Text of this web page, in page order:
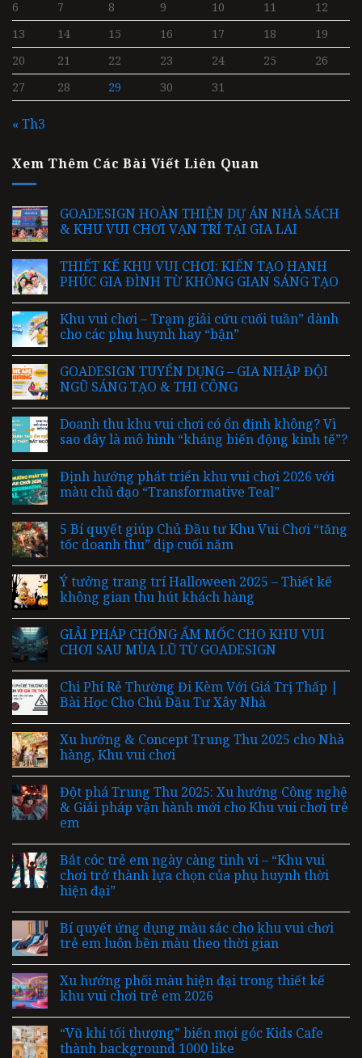
6 7 8 9 10 11
12
13
14 15 16 17 18
19
20
21 22 23 24 25
26
27
28 29 30 31
« Th3
Xem Thêm Các Bài Viết Liên Quan
GOADESIGN HOÀN THIỆN DỰ ÁN NHÀ SÁCH
& KHU VUI CHƠI VẠN TRÍ TẠI GIA LAI
THIẾT KẾ KHU VUI CHƠI: KIẾN TẠO HẠNH
PHÚC GIA ĐÌNH TỪ KHÔNG GIAN SÁNG TẠO
Khu vui chơi – Trạm giải cứu cuối tuần” dành
cho các phụ huynh hay “bận”
GOADESIGN TUYỂN DỤNG – GIA NHẬP ĐỘI
NGŨ SÁNG TẠO & THI CÔNG
Doanh thu khu vui chơi có ổn định không? Vì
sao đây là mô hình “kháng biến động kinh tế”?
Định hướng phát triển khu vui chơi 2026 với
màu chủ đạo “Transformative Teal”
5 Bí quyết giúp Chủ Đầu tư Khu Vui Chơi “tăng
tốc doanh thu” dịp cuối năm
Ý tưởng trang trí Halloween 2025 – Thiết kế
không gian thu hút khách hàng
GIẢI PHÁP CHỐNG ẨM MỐC CHO KHU VUI
CHƠI SAU MÙA LŨ TỪ GOADESIGN
Chi Phí Rẻ Thường Đi Kèm Với Giá Trị Thấp |
Bài Học Cho Chủ Đầu Tư Xây Nhà
Xu hướng & Concept Trung Thu 2025 cho Nhà
hàng, Khu vui chơi
Đột phá Trung Thu 2025: Xu hướng Công nghệ
& Giải pháp vận hành mới cho Khu vui chơi trẻ
em
Bắt cóc trẻ em ngày càng tinh vi – “Khu vui
chơi trở thành lựa chọn của phụ huynh thời
hiện đại”
Bí quyết ứng dụng màu sắc cho khu vui chơi
trẻ em luôn bền màu theo thời gian
Xu hướng phối màu hiện đại trong thiết kế
khu vui chơi trẻ em 2026
“Vũ khí tối thượng” biến mọi góc Kids Cafe
thành background 1000 like